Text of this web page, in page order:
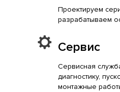
Проектируем
разрабатываем
Сервис
Сервисная
диагностику,
монтажные